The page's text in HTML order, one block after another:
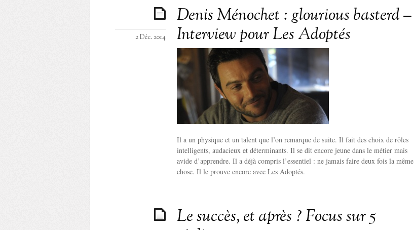
Denis Ménochet : glourious basterd –
Interview pour Les Adoptés
2 Déc. 2014
Il a un physique et un talent que l’on remarque de suite. Il fait des choix de rôles
intelligents, audacieux et déterminants. Il se dit encore jeune dans le métier mais
avide d’apprendre. Il a déjà compris l’essentiel : ne jamais faire deux fois la même
chose. Il le prouve encore avec Les Adoptés.
Le succès, et après ? Focus sur 5